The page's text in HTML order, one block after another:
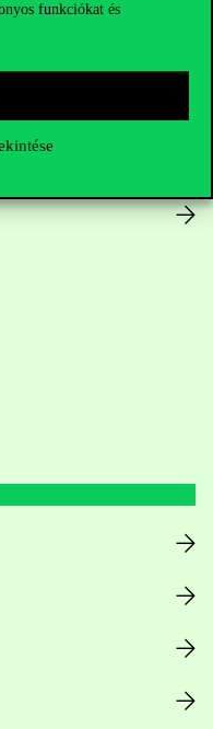
funkciókat és